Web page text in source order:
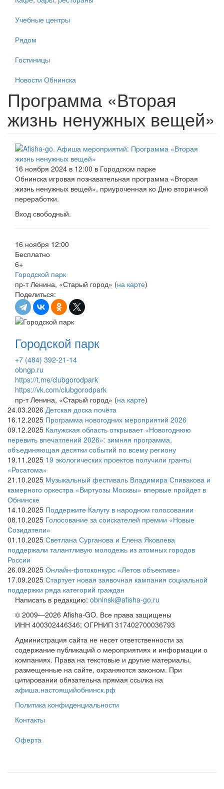
Учебные центры
Рядом
Гостиницы
Новости Обнинска
Программа «Вторая
жизнь ненужных вещей»
16 ноября 2024 в 12:00 в Городском парке
Обнинска игровая познавательная программа «Вторая
жизнь ненужных вещей», приуроченная ко Дню вторичной
переработки.
Вход свободный.
16 ноября 12:00
Бесплатно
6+
Городской парк
пр-т Ленина, «Старый город» (на карте)
Поделиться:
Городской парк
+7 (484) 392-21-14
obngp.ru
https://t.me/clubgorodpark
https://vk.com/clubgorodpark
пр-т Ленина, «Старый город» (на карте)
24.03.2026 Детская доска почёта
16.12.2025 Программа новогодних мероприятий 2026
09.12.2025 Калужская область открывает «Новогоднюю
перевить впечатлений 2026»: зимняя программа,
объединяющая десятки событий по всему региону
19.11.2025 19 экологических проектов получили гранты
«Росатома»
21.10.2025 Музыкальный фестиваль Владимира Спивакова и
камерного оркестра «Виртуозы Москвы» впервые пройдет в
Обнинске
14.10.2025 Поддержите Калугу в народном голосовании
08.10.2025 Голосование за соискателей премии «Новые
Созидатели»
01.10.2025 Светлана Сурганова и Елена Яковлева
поддержали талантливую молодежь из атомных городов
России
26.09.2025 Онлайн-фотоконкурс «Летов объективе»
17.09.2025 Стартует новая заявочная кампания социальной
поддержки ряда категорий граждан
Написать в редакцию: obninsk@afisha-go.ru
© 2009—2026 Afisha-GO. Все права защищены
ИНН 400302446346; ОГРНИП 317402700036793
Администрация сайта не несет ответственности за
содержание публикаций о мероприятиях и информации о
компаниях. Права на текстовые и другие материалы,
размещенные на сайте, охраняются законом. При
цитировании обязательна прямая ссылка на
афиша.настоящийобнинск.рф
Политика конфиденциальности
Контакты
Оферта